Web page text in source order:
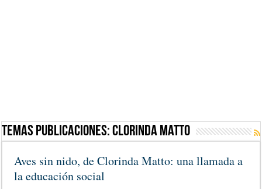
Temas Publicaciones:Clorinda Matto
Aves sin nido, de Clorinda Matto: una llamada a
la educación social